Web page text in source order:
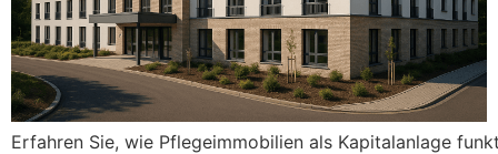
Erfahren Sie, wie Pflegeimmobilien als Kapitalanlage